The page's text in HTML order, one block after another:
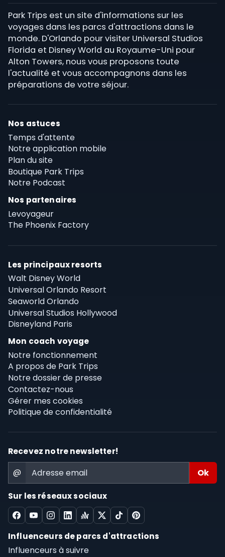
Park Trips est un site d'informations sur les
voyages dans les parcs d'attractions dans le
monde. D'Orlando pour visiter Universal Studios
Florida et Disney World au Royaume-Uni pour
Alton Towers, nous vous proposons toute
l'actualité et vous accompagnons dans les
préparations de votre séjour.
Nos astuces
Temps d'attente
Notre application mobile
Plan du site
Boutique Park Trips
Notre Podcast
Nos partenaires
Levoyageur
The Phoenix Factory
Les principaux resorts
Walt Disney World
Universal Orlando Resort
Seaworld Orlando
Universal Studios Hollywood
Disneyland Paris
Mon coach voyage
Notre fonctionnement
A propos de Park Trips
Notre dossier de presse
Contactez-nous
Gérer mes cookies
Politique de confidentialité
Recevez notre newsletter!
@
Sur les réseaux sociaux
Influenceurs de parcs d'attractions
Influenceurs à suivre